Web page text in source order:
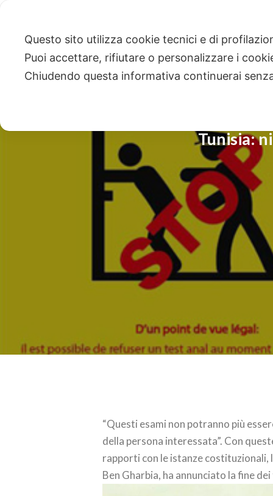
Tunisia:
“Questi esami non potranno più
della persona interessata”. Con
rapporti con le istanze costituzionali,
Ben Gharbia, ha annunciato la fine
Questo sito utilizza cookie tecnici e di
Puoi accettare, rifiutare o personalizzare i
Chiudendo questa informativa continuerai